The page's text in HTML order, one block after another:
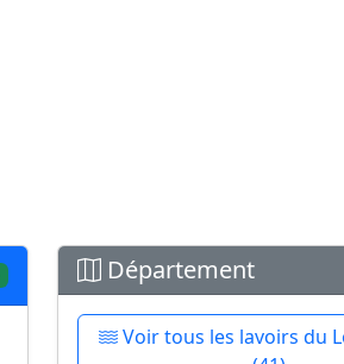
Département
Voir tous les lavoirs du